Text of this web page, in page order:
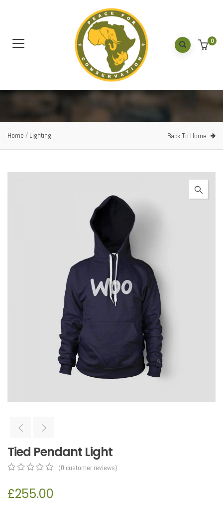
0
Home / Lighting Back To Home
Tied Pendant Light
out
of
(0 customer reviews)
£255.00